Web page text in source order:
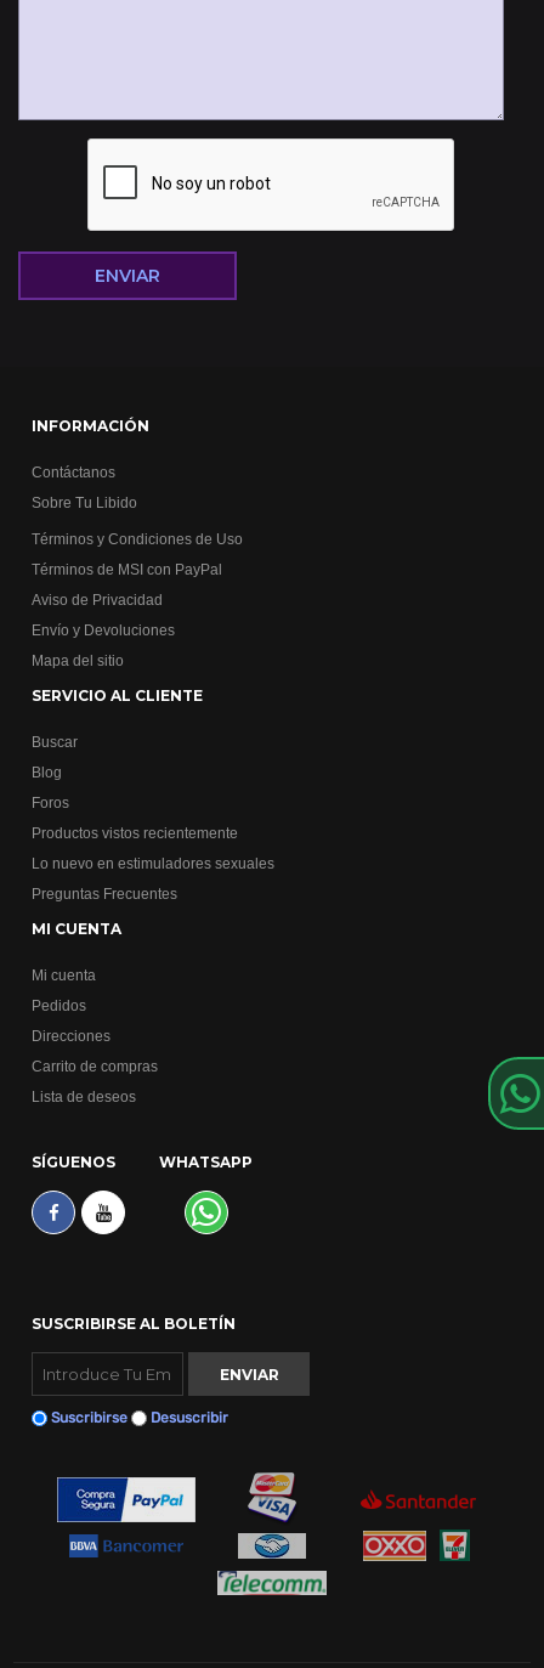
INFORMACIÓN
Contáctanos
Sobre Tu Libido
Términos y Condiciones de Uso
Términos de MSI con PayPal
Aviso de Privacidad
Envío y Devoluciones
Mapa del sitio
SERVICIO AL CLIENTE
Buscar
Blog
Foros
Productos vistos recientemente
Lo nuevo en estimuladores sexuales
Preguntas Frecuentes
MI CUENTA
Mi cuenta
Pedidos
Direcciones
Carrito de compras
Lista de deseos
SÍGUENOS WHATSAPP
SUSCRIBIRSE AL BOLETÍN
Suscribirse Desuscribir